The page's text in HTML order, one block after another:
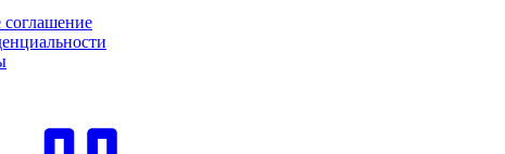
соглашение